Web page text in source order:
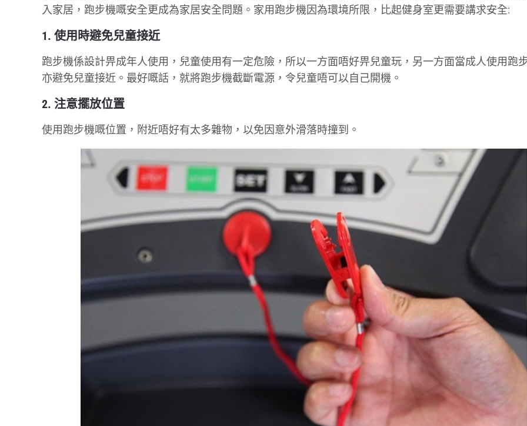
入家居，跑步機嘅安全更成為家居安全問題。家用跑步機因為環境所限，比起健身室更需要講求安全:
1. 使用時避免兒童接近
跑步機係設計畀成年人使用，兒童使用有一定危險，所以一方面唔好畀兒童玩，另一方面當成人使用跑
亦避免兒童接近。最好嘅話，就將跑步機截斷電源，令兒童唔可以自己開機。
2. 注意擺放位置
使用跑步機嘅位置，附近唔好有太多雜物，以免因意外滑落時撞到。